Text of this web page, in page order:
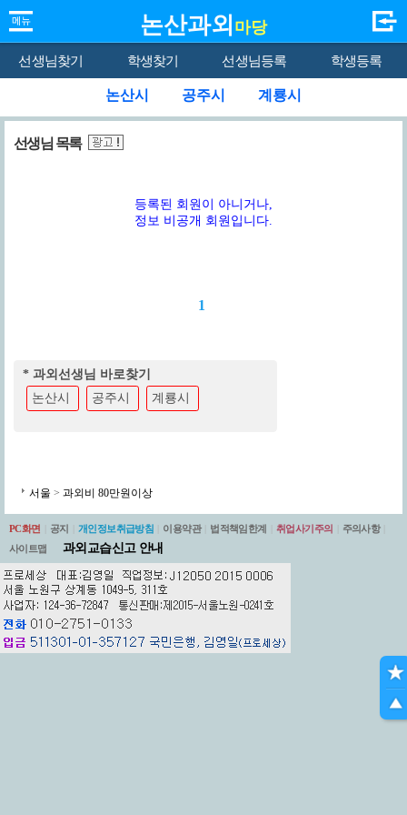
논산과외 마당
선생님찾기 학생찾기 선생님등록 학생등록
논산시 공주시 계룡시
선생님 목록
등록된 회원이 아니거나,
정보 비공개 회원입니다.
1
* 과외선생님 바로찾기
논산시
공주시 계룡시
서울 > 과외비 80만원이상
PC화면 공지 개인정보취급방침 이용약관 법적책임한계 취업사기주의 주의사항
사이트맵
과외교습신고 안내